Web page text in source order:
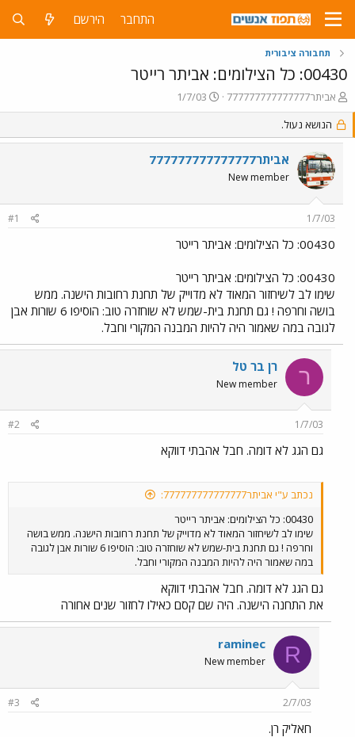
התחבר הירשם
תחבורה ציבורית
00430: כל הצילומים: אביתר רייטר
פ
ו
ת
ח
נ
אביתר777777777777777
פ
ו
ס
ם
ב
ך
1/7/03
הנושא נעול.
אביתר777777777777777
New member
1/7/03
#1
00430: כל הצילומים: אביתר רייטר
00430: כל הצילומים: אביתר רייטר
שימו לב לשיחזור המאוד לא מדוייק של תחנת רחובות הישנה. ממש
בושה וחרפה ! גם תחנת בית-שמש לא שוחזרה טוב: הוסיפו 6 שורות אבן
לגובה במה שאמור היה להיות המבנה המקורי וחבל.
ר רן בר טל
New member
1/7/03
#2
גם הגג לא דומה. חבל אהבתי דווקא
נכתב ע"י אביתר777777777777777:
00430: כל הצילומים: אביתר רייטר
שימו לב לשיחזור המאוד לא מדוייק של תחנת רחובות הישנה. ממש בושה
וחרפה ! גם תחנת בית-שמש לא שוחזרה טוב: הוסיפו 6 שורות אבן לגובה
במה שאמור היה להיות המבנה המקורי וחבל.
גם הגג לא דומה. חבל אהבתי דווקא
את התחנה הישנה. היה שם קסם כאילו לחזור שנים אחורה
R
raminec
New member
2/7/03
#3
חאליק רן.